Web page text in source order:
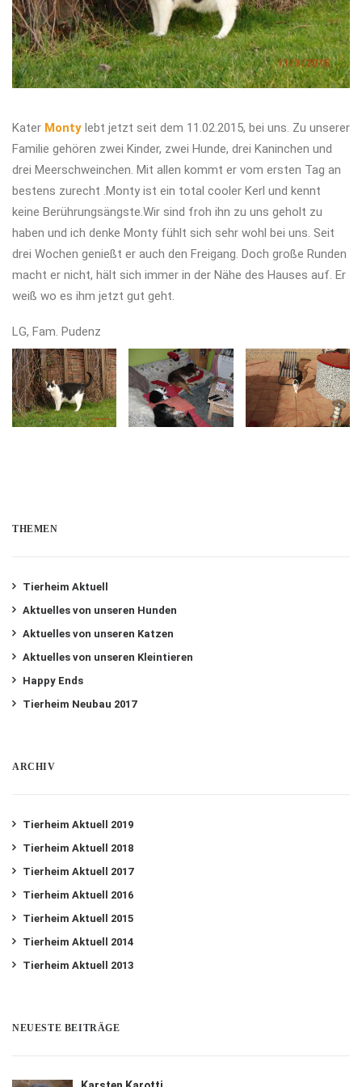
Kater Monty lebt jetzt seit dem 11.02.2015, bei uns. Zu unserer
Familie gehören zwei Kinder, zwei Hunde, drei Kaninchen und
drei Meerschweinchen. Mit allen kommt er vom ersten Tag an
bestens zurecht .Monty ist ein total cooler Kerl und kennt
keine Berührungsängste.Wir sind froh ihn zu uns geholt zu
haben und ich denke Monty fühlt sich sehr wohl bei uns. Seit
drei Wochen genießt er auch den Freigang. Doch große Runden
macht er nicht, hält sich immer in der Nähe des Hauses auf. Er
weiß wo es ihm jetzt gut geht.
LG, Fam. Pudenz
THEMEN
Tierheim Aktuell
Aktuelles von unseren Hunden
Aktuelles von unseren Katzen
Aktuelles von unseren Kleintieren
Happy Ends
Tierheim Neubau 2017
ARCHIV
Tierheim Aktuell 2019
Tierheim Aktuell 2018
Tierheim Aktuell 2017
Tierheim Aktuell 2016
Tierheim Aktuell 2015
Tierheim Aktuell 2014
Tierheim Aktuell 2013
NEUESTE BEITRÄGE